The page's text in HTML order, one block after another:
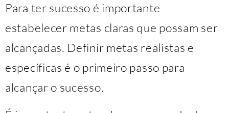
Para ter sucesso é importante
estabelecer metas claras que possam ser
alcançadas. Definir metas realistas e
específicas é o primeiro passo para
alcançar o sucesso.